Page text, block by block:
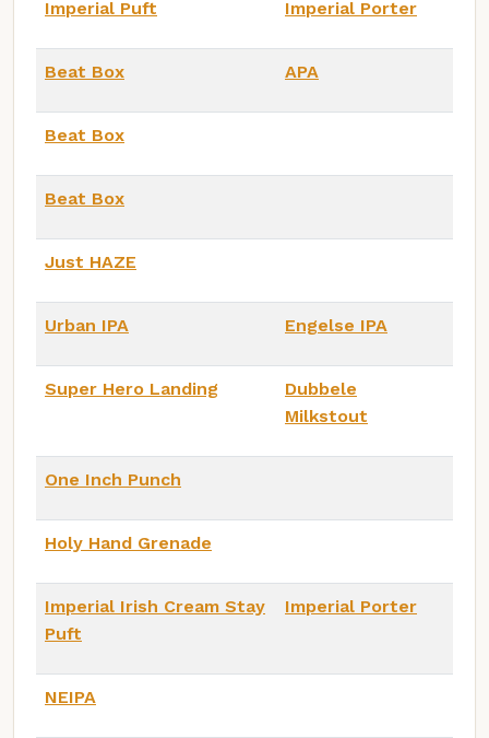
Imperial Puft Imperial Porter
Beat Box APA
Beat Box
Beat Box
Just HAZE
Urban IPA Engelse IPA
Super Hero Landing
Dubbele
Milkstout
One Inch Punch
Holy Hand Grenade
Imperial Irish Cream Stay
Puft
Imperial Porter
NEIPA